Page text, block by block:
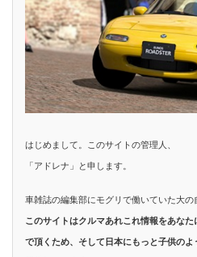
はじめまして。このサイトの管理人、
「アドレナ」と申します。
車雑誌の編集部にモグリで働いていた大の
このサイトはクルマあれこれ情報をあな
で頂くため、そして日本にもっと子供の